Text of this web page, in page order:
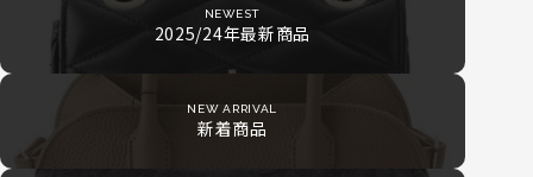
NEWEST
2025/24年最新商品
NEW ARRIVAL
新着商品